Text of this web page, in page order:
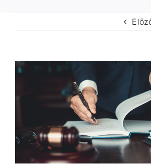
View
Image